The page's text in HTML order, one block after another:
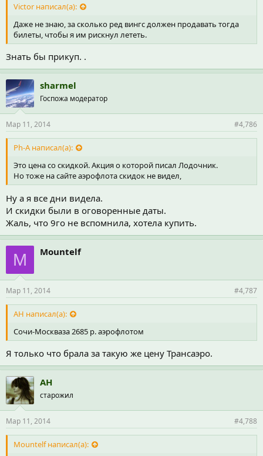
Victor написал(а):
Даже не знаю, за сколько ред вингс должен продавать тогда
билеты, чтобы я им рискнул лететь.
Знать бы прикуп. .
sharmel
Госпожа модератор
Мар 11, 2014 #4,786
Ph-A написал(а):
Это цена со скидкой. Акция о которой писал Лодочник.
Но тоже на сайте аэрофлота скидок не видел,
Ну а я все дни видела.
И скидки были в оговоренные даты.
Жаль, что 9го не вспомнила, хотела купить.
M Mountelf
Мар 11, 2014 #4,787
АН написал(а):
Сочи-Москваза 2685 р. аэрофлотом
Я только что брала за такую же цену Трансаэро.
АН
старожил
Мар 11, 2014 #4,788
Mountelf написал(а):